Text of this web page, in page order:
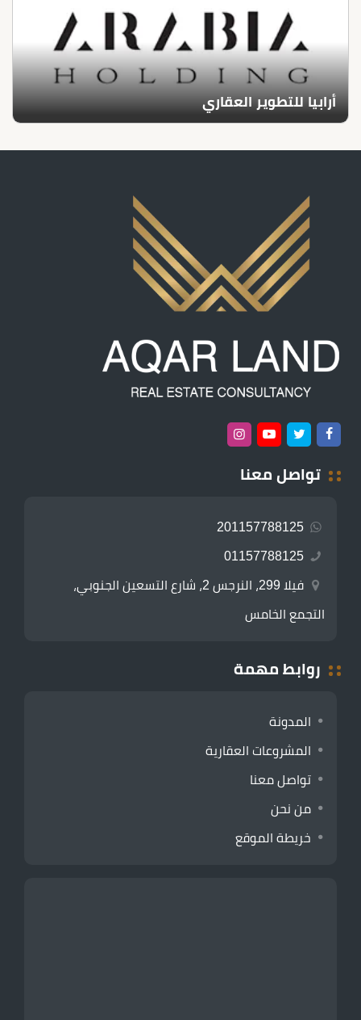
أرابيا للتطوير العقاري
تواصل معنا
201157788125
01157788125
فيلا 299، النرجس 2، شارع التسعين الجنوبي،
التجمع الخامس
روابط مهمة
المدونة
المشروعات العقارية
تواصل معنا
من نحن
خريطة الموقع